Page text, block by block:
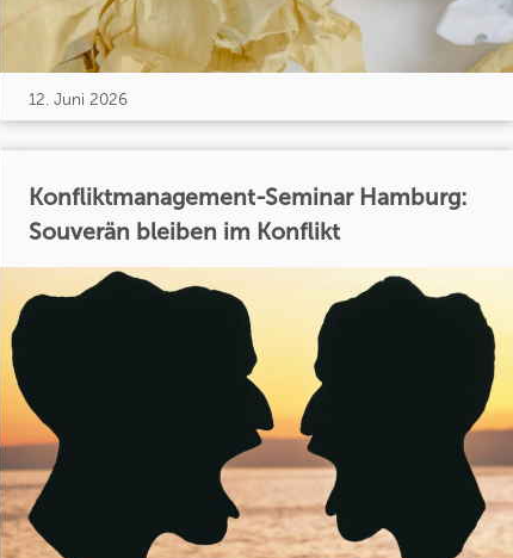
12. Juni 2026
Konfliktmanagement-Seminar Hamburg:
Souverän bleiben im Konflikt